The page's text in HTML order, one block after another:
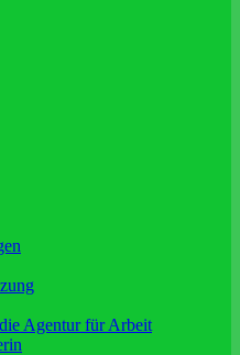
Agentur für Arbeit